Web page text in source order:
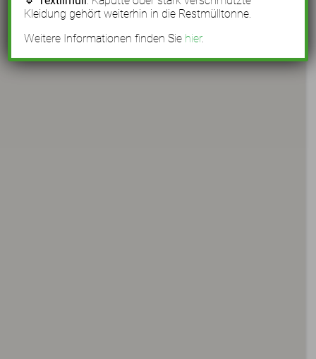
Kleidung gehört weiterhin in die Restmülltonne.
Weitere Informationen finden Sie hier.